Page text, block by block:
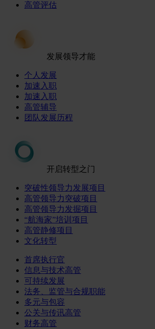
高管评估
发展领导才能
个人发展
加速入职
加速入职
高管辅导
团队发展历程
开启转型之门
突破性领导力发展项目
高管领导力突破项目
高管领导力发掘项目
“航海家”培训项目
高管静修项目
文化转型
首席执行官
信息与技术高管
可持续发展
法务、监管与合规职能
多元与包容
公关与传讯高管
财务高管